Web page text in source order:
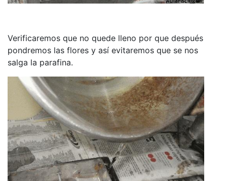
Verificaremos que no quede lleno por que después
pondremos las flores y así evitaremos que se nos
salga la parafina.